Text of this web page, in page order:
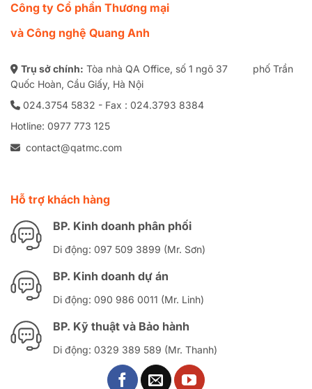
Công ty Cổ phần Thương mại
và Công nghệ Quang Anh
Trụ sở chính: Tòa nhà QA Office, số 1 ngõ 37 phố Trần
Quốc Hoàn, Cầu Giấy, Hà Nội
024.3754 5832 - Fax : 024.3793 8384
Hotline: 0977 773 125
contact@qatmc.com
Hỗ trợ khách hàng
BP. Kinh doanh phân phối
Di động: 097 509 3899 (Mr. Sơn)
BP. Kinh doanh dự án
Di động: 090 986 0011 (Mr. Linh)
BP. Kỹ thuật và Bảo hành
Di động: 0329 389 589 (Mr. Thanh)